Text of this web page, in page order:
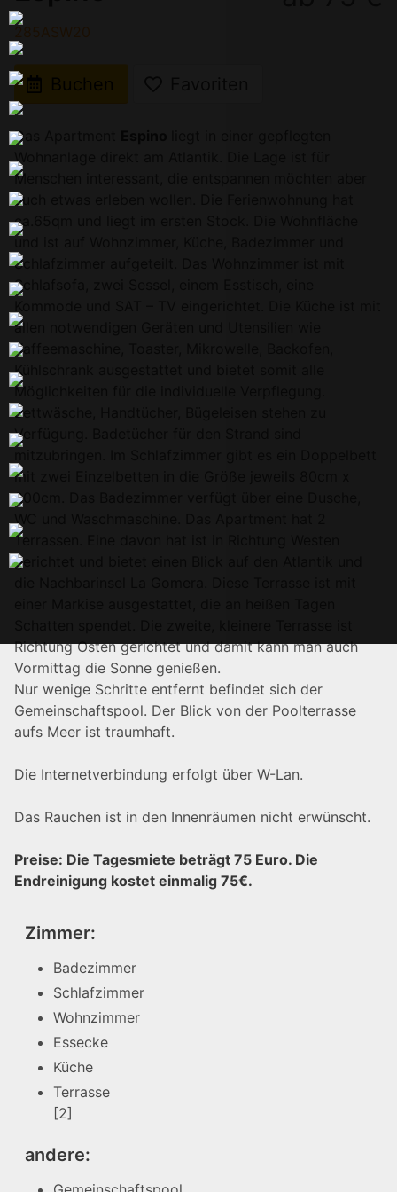
Buchen
Das Apartment
Wohnanlage direkt am Atlantik. Die Lage ist für
Menschen interessant, die entspannen möchten aber
auch etwas erleben wollen. Die Ferienwohnung hat
ca.65qm und liegt im ersten Stock. Die Wohnfläche
Schlafzimmer aufgeteilt. Das Wohnzimmer ist mit
Schlafsofa, zwei Sessel, einem Esstisch, eine
allen notwendigen Geräten und Utensilien wie
Kaffeemaschine, Toaster, Mikrowelle, Backofen,
Kühlschrank ausgestattet und bietet somit alle
Möglichkeiten für die individuelle Verpflegung.
Bettwäsche, Handtücher, Bügeleisen stehen zu
Verfügung. Badetücher für den Strand sind
mit zwei Einzelbetten in die Größe jeweils 80cm x
200cm. Das Badezimmer verfügt über eine Dusche,
WC und Waschmaschine. Das Apartment hat 2
Terrassen. Eine davon hat ist in Richtung Westen
gerichtet und bietet einen Blick auf den Atlantik und
Richtung Osten gerichtet und damit kann man auch
Vormittag die Sonne genießen.
Nur wenige Schritte entfernt befindet sich der
Gemeinschaftspool. Der Blick von der Poolterrasse
aufs Meer ist traumhaft.
Die Internetverbindung erfolgt über W-Lan.
Das Rauchen ist in den Innenräumen nicht erwünscht.
Preise: Die Tagesmiete beträgt 75 Euro. Die
Endreinigung kostet einmalig 75€.
Zimmer:
Badezimmer
Schlafzimmer
Wohnzimmer
Essecke
Küche
Terrasse
[2]
andere: